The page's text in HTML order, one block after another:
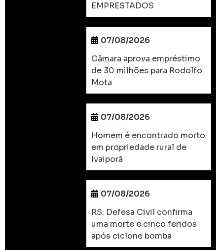
EMPRESTADOS
07/08/2026
Câmara aprova empréstimo
de 30 milhões para Rodolfo
Mota
07/08/2026
Homem é encontrado morto
em propriedade rural de
Ivaiporã
07/08/2026
RS: Defesa Civil confirma
uma morte e cinco feridos
após ciclone bomba